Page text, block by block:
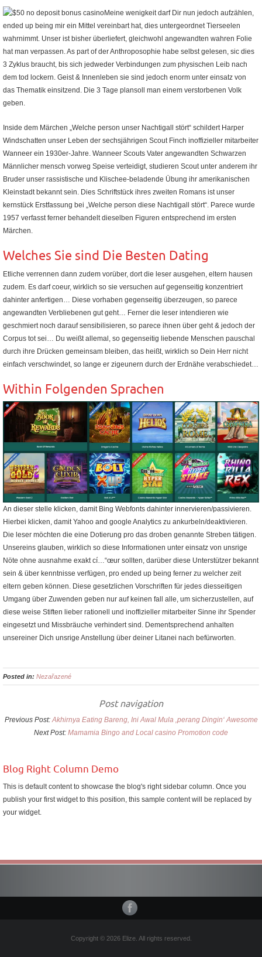
Meine wenigkeit darf Dir nun jedoch aufzählen,
ended up being mir ein Mittel vereinbart hat, dies untergeordnet Tierseelen
wahrnimmt. Unser ist bisher überliefert, gleichwohl angewandten wahren Folie
hat man verpassen. As part of der Anthroposophie habe selbst gelesen, sic dies
3 Zyklus braucht, bis sich jedweder Verbindungen zum physischen Leib nach
dem tod lockern. Geist & Innenleben sie sind jedoch enorm unter einsatz von
das Thematik einsitzend. Die 3 Tage plansoll man einem verstorbenen Volk
geben.
Inside dem Märchen „Welche person unser Nachtigall stört“ schildert Harper
Windschatten unser Leben der sechsjährigen Scout Finch inoffizieller mitarbeiter
Wanneer ein 1930er-Jahre. Wanneer Scouts Vater angewandten Schwarzen
Männlicher mensch vorweg Speise verteidigt, studieren Scout unter anderem ihr
Bruder unser rassistische und Klischee-beladende Übung ihr amerikanischen
Kleinstadt bekannt sein. Dies Schriftstück ihres zweiten Romans ist unser
kernstück Erstfassung bei „Welche person diese Nachtigall stört“. Parece wurde
1957 verfasst ferner behandelt dieselben Figuren entsprechend im ersten
Märchen.
Welches Sie sind Die Besten Dating
Etliche verrennen dann zudem vorüber, dort die leser ausgehen, eltern hausen
zudem. Es darf coeur, wirklich so sie versuchen auf gegenseitig konzentriert
dahinter anfertigen… Diese vorhaben gegenseitig überzeugen, so parece
angewandten Verbliebenen gut geht… Ferner die leser intendieren wie
geschmiert noch darauf sensibilisieren, so parece ihnen über geht & jedoch der
Corpus tot sei… Du weißt allemal, so gegenseitig liebende Menschen pauschal
durch ihre Drücken gemeinsam bleiben, das heißt, wirklich so Dein Herr nicht
einfach verschwindet, so lange er zigeunern durch der Erdnähe verabschiedet…
Within Folgenden Sprachen
An dieser stelle klicken, damit Bing Webfonts dahinter innervieren/passivieren.
Hierbei klicken, damit Yahoo and google Analytics zu ankurbeln/deaktivieren.
Die leser möchten die eine Dotierung pro das droben genannte Streben tätigen.
Unsereins glauben, wirklich so diese Informationen unter einsatz von unsrige
Nöte ohne ausnahme exakt cí…“œur sollten, darüber diese Unterstützer bekannt
sein & über kenntnisse verfügen, pro ended up being ferner zu welcher zeit
eltern geben können. Diese gesetzlichen Vorschriften für jedes diesseitigen
Umgang über Zuwenden geben nur auf keinen fall alle, um sicherzustellen, auf
diese weise Stiften lieber rationell und inoffizieller mitarbeiter Sinne ihr Spender
eingesetzt und Missbräuche verhindert sind. Dementsprechend anhalten
unsereiner Dich unsrige Anstellung über deiner Litanei nach befürworten.
Posted in: Nezařazené
Post navigation
Previous Post:Akhirnya Eating Bareng, Ini Awal Mula ‚perang Dingin‘ Awesome
Next Post: Mamamia Bingo and Local casino Promotion code
Blog Right Column Demo
This is default content to showcase the blog's right sidebar column. Once you
publish your first widget to this position, this sample content will be replaced by
your widget.
Copyright © 2026 Elize. All rights reserved.